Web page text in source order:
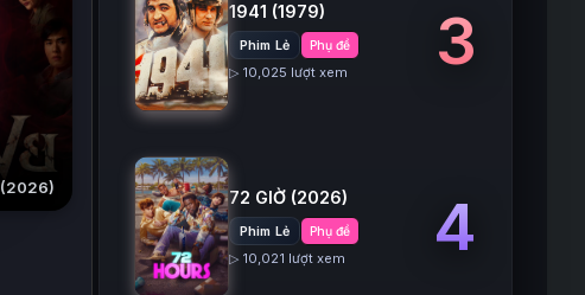
(2026)
1941 (1979)
Phim Lẻ Phụ đề
▷ 10,025 lượt xem 3
72 GIỜ (2026)
Phim Lẻ Phụ đề
▷ 10,021 lượt xem 4